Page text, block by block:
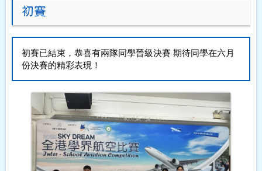
初賽
初賽已結束，恭喜有兩隊同學晉級決賽 期待同學在六月
份決賽的精彩表現！